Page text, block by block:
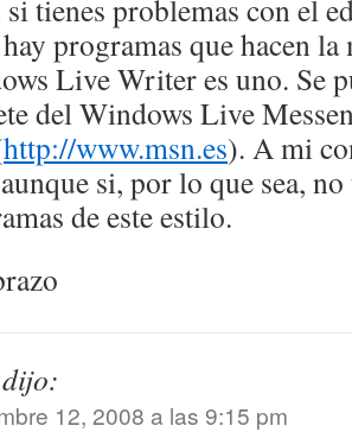
si tienes problemas con el
programas que hacen
Live Writer es uno. Se
del Windows Live
http://www.msn.es). A mi
si, por lo que sea,
de este estilo.
dijo:
12, 2008 a las 9:15 pm